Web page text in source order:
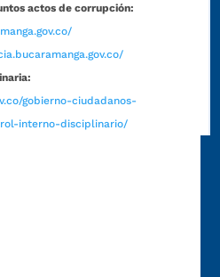
actos de corrupción:
gobierno-ciudadanos-
interno-disciplinario/